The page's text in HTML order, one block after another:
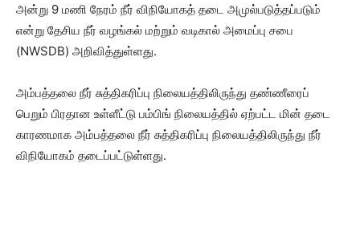
அன்று 9 மணி நேரம் நீர் விநியோகத் தடை அமுல்படுத்தப்படும்
என்று தேசிய நீர் வழங்கல் மற்றும் வடிகால் அமைப்பு சபை
(NWSDB) அறிவித்துள்ளது.
அம்பத்தலை நீர் சுத்திகரிப்பு நிலையத்திலிருந்து தண்ணீரைப்
பெறும் பிரதான உள்ளீட்டு பம்பிங் நிலையத்தில் ஏற்பட்ட மின் தடை
காரணமாக அம்பத்தலை நீர் சுத்திகரிப்பு நிலையத்திலிருந்து நீர்
விநியோகம் தடைப்பட்டுள்ளது.